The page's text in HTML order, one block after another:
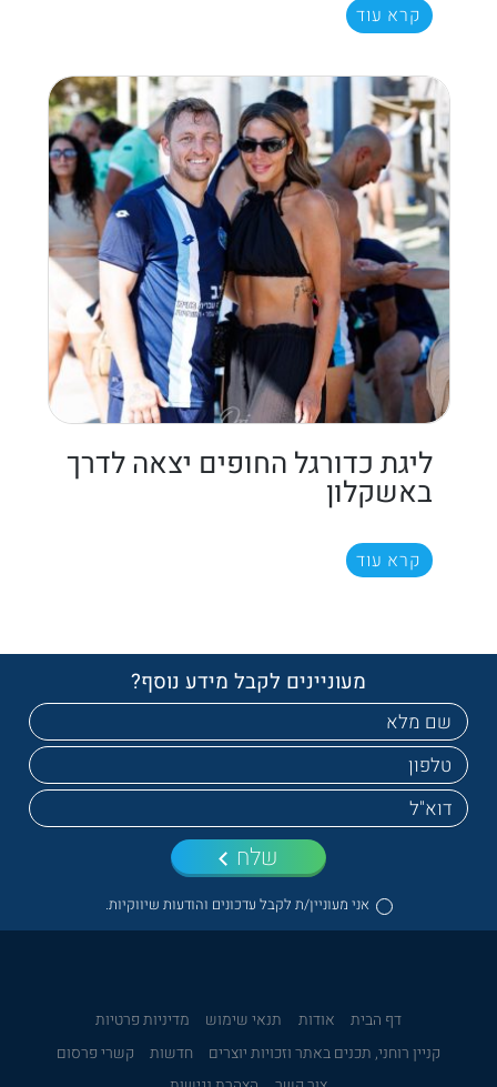
קרא עוד
ליגת כדורגל החופים יצאה לדרך
באשקלון
קרא עוד
מעוניינים לקבל מידע נוסף?
אני מעוניין/ת לקבל עדכונים והודעות שיווקיות.
שלח
דף הבית אודות תנאי שימוש
מדיניות פרטיות
קניין רוחני, תכנים באתר וזכויות יוצרים
חדשות
קשרי פרסום